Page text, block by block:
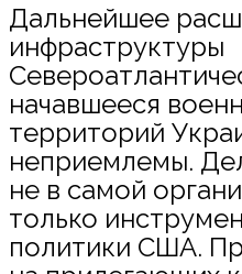
Дальнейшее
инфраструктуры
начавшееся
территорий
неприемлемы.
не в самой
только
политики США.